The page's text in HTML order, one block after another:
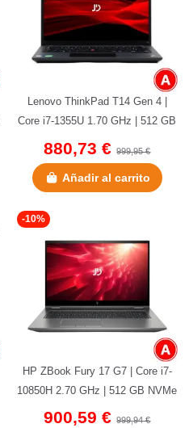
Lenovo ThinkPad T14 Gen 4 |
Core i7-1355U 1.70 GHz | 512 GB
NVMe | 16 GB DDR5 | 14" |...
880,73 €999,95 €
Añadir al carrito
-10%
HP ZBook Fury 17 G7 | Core i7-
10850H 2.70 GHz | 512 GB NVMe
| 32 GB DDR4 | 17,3" | Sin...
900,59 €999,94 €